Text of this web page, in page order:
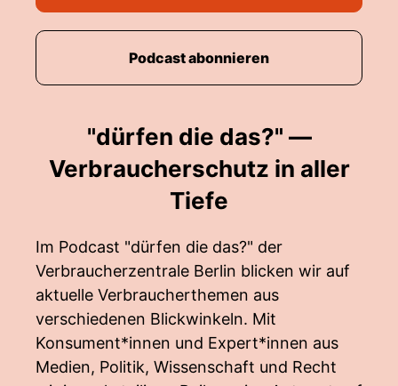
"dürfen die das?" —
Verbraucherschutz in aller
Tiefe
Im Podcast "dürfen die das?" der
Verbraucherzentrale Berlin blicken wir auf
aktuelle Verbraucherthemen aus
verschiedenen Blickwinkeln. Mit
Konsument*innen und Expert*innen aus
Medien, Politik, Wissenschaft und Recht
Podcast abonnieren